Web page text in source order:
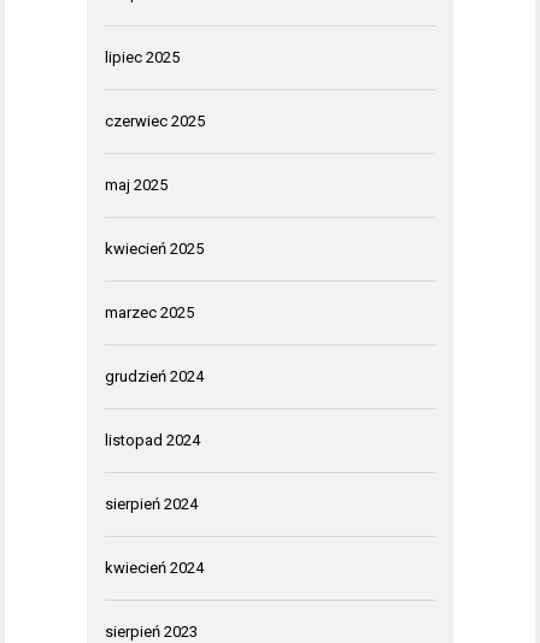
lipiec 2025
czerwiec 2025
maj 2025
kwiecień 2025
marzec 2025
grudzień 2024
listopad 2024
sierpień 2024
kwiecień 2024
sierpień 2023